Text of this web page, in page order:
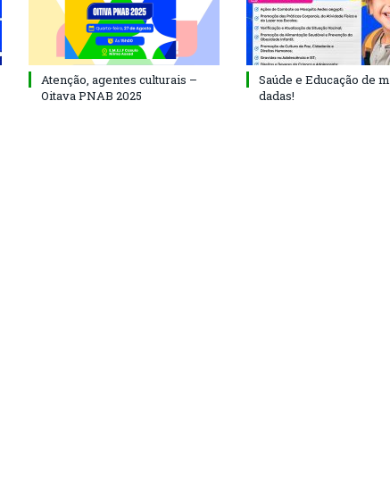
Atenção, agentes culturais –
Oitava PNAB 2025
Saúde e Educação de
dadas!